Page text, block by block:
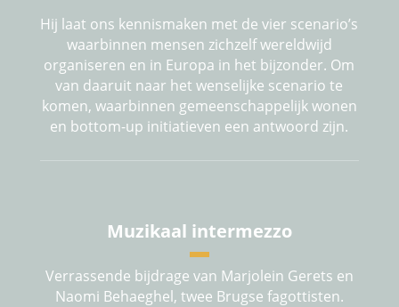
Hij laat ons kennismaken met de vier scenario’s
waarbinnen mensen zichzelf wereldwijd
organiseren en in Europa in het bijzonder. Om
van daaruit naar het wenselijke scenario te
komen, waarbinnen gemeenschappelijk wonen
en bottom-up initiatieven een antwoord zijn.
Muzikaal intermezzo
Verrassende bijdrage van Marjolein Gerets en
Naomi Behaeghel, twee Brugse fagottisten.